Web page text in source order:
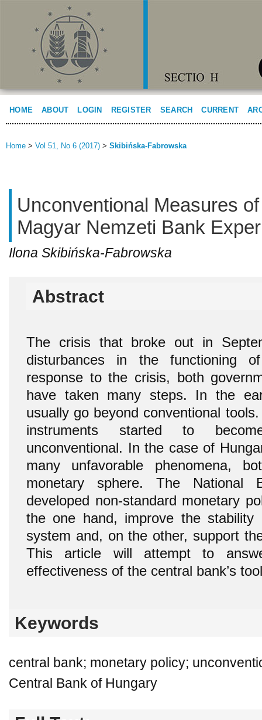
HOME ABOUT LOGIN REGISTER SEARCH CURRENT
Home > Vol 51, No 6 (2017) > Skibińska-Fabrowska
Unconventional Measures
Magyar Nemzeti Bank
Ilona Skibińska-Fabrowska
Abstract
The crisis that broke out in
disturbances in the functioning
response to the crisis, both
have taken many steps. In the
usually go beyond conventional
instruments started to
unconventional. In the case of
many unfavorable phenomena,
monetary sphere. The National
developed non-standard monetary
the one hand, improve the stability
system and, on the other, support
This article will attempt to
effectiveness of the central bank’s
Keywords
central bank; monetary policy;
Central Bank of Hungary